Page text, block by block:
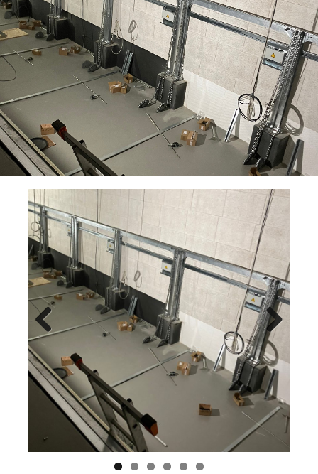
Previ
ous
Next